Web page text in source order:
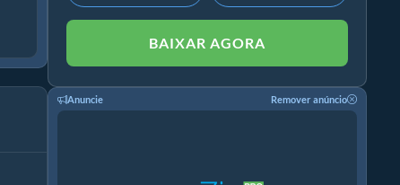
BAIXAR AGORA
Anuncie Remover anúncio